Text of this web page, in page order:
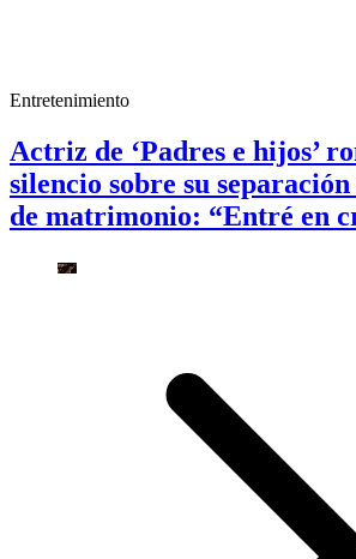
Entretenimiento
Actriz de ‘Padres e hijos’
silencio sobre su
de matrimonio: “Entré en